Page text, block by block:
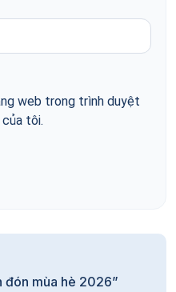
web trong trình duyệt
tôi.
đón mùa hè 2026”